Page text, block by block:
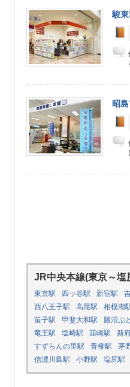
駿
昭
JR中央本線(東京～塩
東京駅 四ッ谷駅 新宿駅
西八王子駅
高尾駅 相模湖
笹子駅
甲斐大和駅 勝沼ぶ
竜王駅
塩崎駅 韮崎駅 新
すずらんの里駅
青柳駅 茅
信濃川島駅
小野駅 塩尻駅